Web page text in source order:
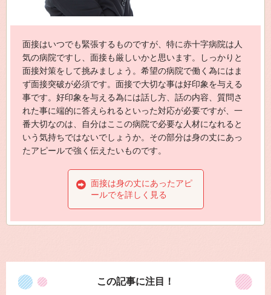
面接はいつでも緊張するものですが、特に赤十字病院は人
気の病院ですし、面接も厳しいかと思います。しっかりと
面接対策をして挑みましょう。希望の病院で働く為にはま
ず面接突破が必須です。面接で大切な事は好印象を与える
事です。好印象を与える為には話し方、話の内容、質問さ
れた事に端的に答えられるといった対応が必要ですが、一
番大切なのは、自分はここの病院で必要な人材になれると
いう気持ちではないでしょうか。その部分は身の丈にあっ
たアピールで強く伝えたいものです。
面接は身の丈にあったアピ
ールでを詳しく見る
この記事に注目！